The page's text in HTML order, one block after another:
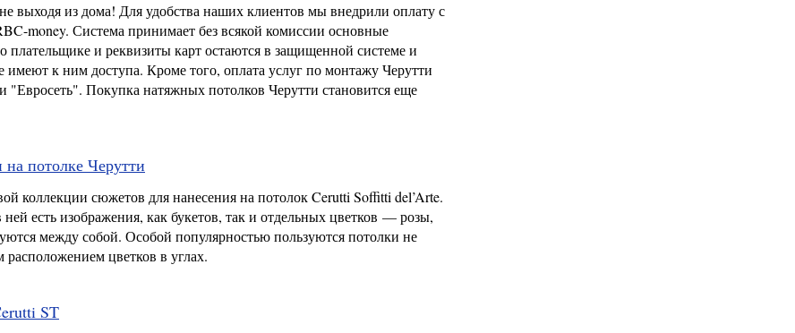
выходя из дома! Для удобства наших клиентов мы внедрили оплату с
money. Система принимает без всякой комиссии основные
и реквизиты карт остаются в защищенной системе и
к ним доступа. Кроме того, оплата услуг по монтажу Черутти
Покупка натяжных потолков Черутти становится еще
потолке Черутти
коллекции сюжетов для нанесения на потолок Cerutti Soffitti del’Arte.
есть изображения, как букетов, так и отдельных цветков — розы,
между собой. Особой популярностью пользуются потолки не
цветков в углах.
ST